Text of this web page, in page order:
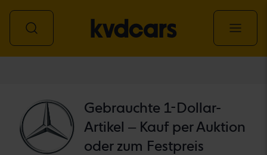
Gebrauchte 1-Dollar-
Artikel – Kauf per Auktion
oder zum Festpreis